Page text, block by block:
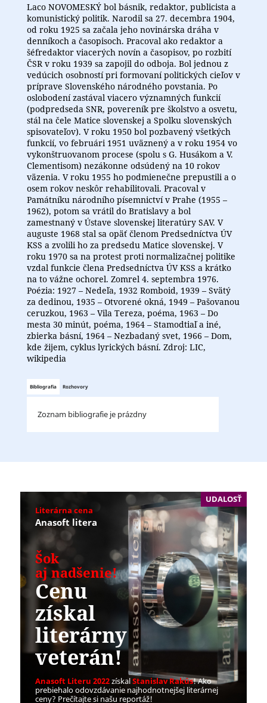
Laco NOVOMESKÝ bol básnik, redaktor, publicista a
komunistický politik. Narodil sa 27. decembra 1904,
od roku 1925 sa začala jeho novinárska dráha v
denníkoch a časopisoch. Pracoval ako redaktor a
šéfredaktor viacerých novín a časopisov, po rozbití
ČSR v roku 1939 sa zapojil do odboja. Bol jednou z
vedúcich osobností pri formovaní politických cieľov v
príprave Slovenského národného povstania. Po
oslobodení zastával viacero významných funkcií
(podpredseda SNR, povereník pre školstvo a osvetu,
stál na čele Matice slovenskej a Spolku slovenských
spisovateľov). V roku 1950 bol pozbavený všetkých
funkcií, vo februári 1951 uväznený a v roku 1954 vo
vykonštruovanom procese (spolu s G. Husákom a V.
Clementisom) nezákonne odsúdený na 10 rokov
väzenia. V roku 1955 ho podmienečne prepustili a o
osem rokov neskôr rehabilitovali. Pracoval v
Památníku národního písemnictví v Prahe (1955 –
1962), potom sa vrátil do Bratislavy a bol
zamestnaný v Ústave slovenskej literatúry SAV. V
auguste 1968 stal sa opäť členom Predsedníctva ÚV
KSS a zvolili ho za predsedu Matice slovenskej. V
roku 1970 sa na protest proti normalizačnej politike
vzdal funkcie člena Predsedníctva ÚV KSS a krátko
na to vážne ochorel. Zomrel 4. septembra 1976.
Poézia: 1927 – Nedeľa, 1932 Romboid, 1939 – Svätý
za dedinou, 1935 – Otvorené okná, 1949 – Pašovanou
ceruzkou, 1963 – Vila Tereza, poéma, 1963 – Do
mesta 30 minút, poéma, 1964 – Stamodtiaľ a iné,
zbierka básní, 1964 – Nezbadaný svet, 1966 – Dom,
kde žijem, cyklus lyrických básní. Zdroj: LIC,
wikipedia
Bibliografia Rozhovory
Zoznam bibliografie je prázdny
UDALOSŤ
Literárna cena
Anasoft litera
Šok
aj nadšenie!
Cenu
získal
literárny
veterán!
Anasoft Literu 2022získalStanislav Rakús! Ako
prebiehalo odovzdávanie najhodnotnejšej literárnej
ceny? Prečítajte si našu reportáž!